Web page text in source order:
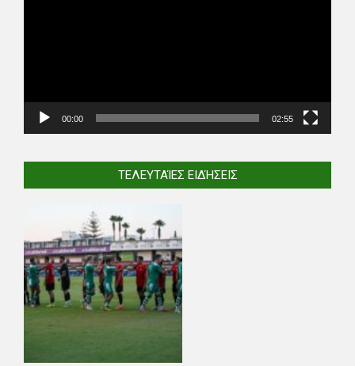
00:00 02:55
ΤΕΛΕΥΤΑΊΕΣ ΕΙΔΉΣΕΙΣ